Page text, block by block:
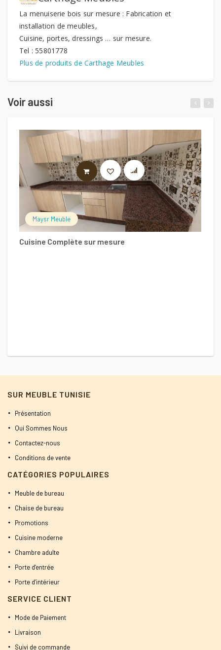
La menuiserie bois sur mesure : Fabrication et
installation de meubles,
Cuisine, portes, dressings … sur mesure.
Tel : 55801778
Plus de produits de Carthage Meubles
Voir aussi
Maysr Meuble
Cuisine Complète sur mesure
LIRE LA SUITE
SUR MEUBLE TUNISIE
Présentation
Qui Sommes Nous
Contactez-nous
Conditions de vente
CATÉGORIES POPULAIRES
Meuble de bureau
Chaise de bureau
Promotions
Cuisine moderne
Chambre adulte
Porte d’entrée
Porte d’intérieur
SERVICE CLIENT
Mode de Paiement
Livraison
Suivi de commande